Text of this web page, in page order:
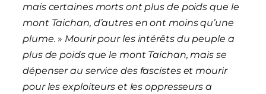
mais certaines morts ont plus de poids que le
mont Taichan, d’autres en ont moins qu’une
plume. » Mourir pour les intérêts du peuple a
plus de poids que le mont Taichan, mais se
dépenser au service des fascistes et mourir
pour les exploiteurs et les oppresseurs a